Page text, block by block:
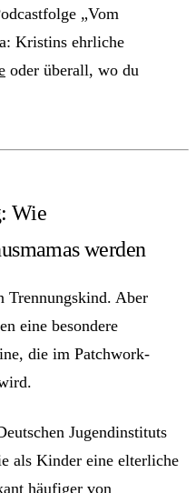
„Vom
Kristins ehrliche
oder überall, wo du
Wie
werden
Trennungskind. Aber
eine besondere
die im Patchwork-
Jugendinstituts
als Kinder eine elterliche
häufiger von